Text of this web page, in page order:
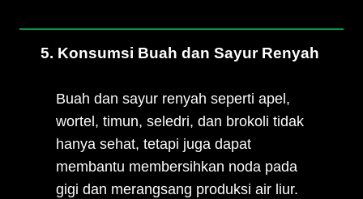
5. Konsumsi Buah dan Sayur Renyah
Buah dan sayur renyah seperti apel,
wortel, timun, seledri, dan brokoli tidak
hanya sehat, tetapi juga dapat
membantu membersihkan noda pada
gigi dan merangsang produksi air liur.